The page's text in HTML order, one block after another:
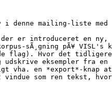
mailing-liste med
er introduceret en ny,
flag). Hvor det
udskrive eksempler fra en
vha. en *export*-knap
som ren tekst,